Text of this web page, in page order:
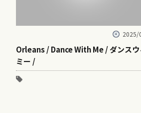
2025/
Orleans / Dance With Me / ダンス
ミー /